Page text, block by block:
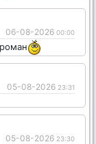
06-08-2026 00:00
05-08-2026 23:31
05-08-2026 23:30